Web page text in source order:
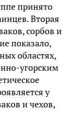
принято
Вторая
сорбов и
показало,
областях,
угорским
у
и чехов,